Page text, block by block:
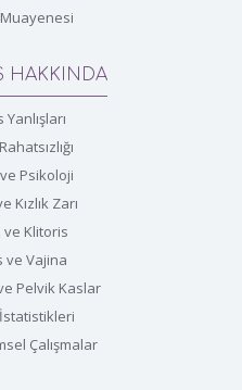
HAKKINDA
Psikoloji
Kızlık Zarı
Klitoris
ve Vajina
Pelvik Kaslar
Çalışmalar